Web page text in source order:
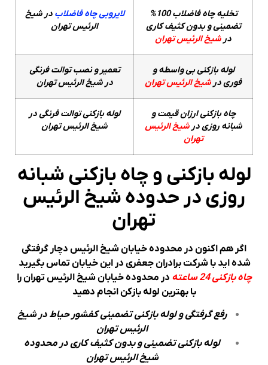
تخلیه چاه فاضلاب 100%
تضمینی و بدون کثیف کاری
درشیخ الرئیس تهران
لایروبی چاه فاضلابدر شیخ
الرئیس تهران
لوله بازکنی بی واسطه و
فوری درشیخ الرئیس تهران
تعمیر و نصب توالت فرنگی
در شیخ الرئیس تهران
چاه بازکنی ارزان قیمت و
شبانه روزی درشیخ الرئیس
تهران
لوله بازکنی توالت فرنگی در
شیخ الرئیس تهران
لوله بازکنی و چاه بازکنی شبانه
روزی در حدوده شیخ الرئیس
تهران
اگر هم اکنون در محدوده خیابان شیخ الرئیس دچار گرفتگی
شده اید با شرکت برادران جعفری در این خیابان تماس بگیرید
چاه بازکنی 24 ساعته
در محدوده خیابان شیخ الرئیس تهران را
با بهترین لوله بازکن انجام دهید
رفع گرفتگی و لوله بازکنی تضمینی کفشور حیاط در شیخ
الرئیس تهران
لوله بازکنی تضمینی و بدون کثیف کاری در محدوده
شیخ الرئیس تهران